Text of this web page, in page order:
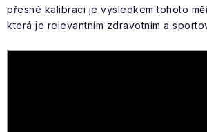
přesné kalibraci je výsledkem tohoto
která je relevantním zdravotním a